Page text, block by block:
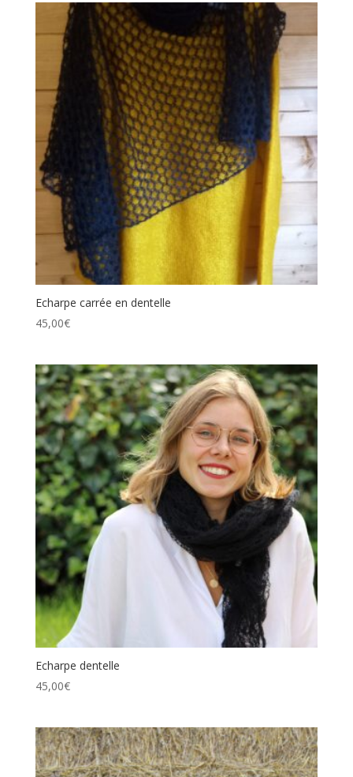
Echarpe carrée en dentelle
45,00€
Echarpe dentelle
45,00€